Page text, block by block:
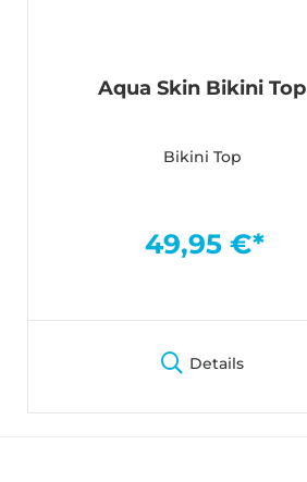
Aqua Skin Bikini Top
Bikini Top
49,95 €*
Details